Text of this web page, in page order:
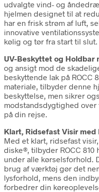
udvalgte vind- og
hjelmen designet til at
har en frisk strøm af luft,
innovative
kølig og tør fra start til slut.
UV-Beskyttet og Holdbar
og ansigt mod de
beskyttende lak på ROCC
materiale, tilbyder denne
beskyttelse, men sikrer
modstandsdygtighed
på din rejse.
Klart, Ridsefast Visir med
Med et klart, ridsefast
diske®, tilbyder ROCC
under alle kørselsforhold.
brug af værktøj gør det
lysforhold, mens den
forbedrer din